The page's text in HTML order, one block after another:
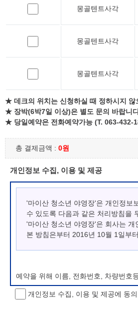
몽골텐트사각
몽골텐트사각
몽골텐트사각
★ 데크의 위치는 신청하실 때 정하시지 않
★ 장박(6박7일 이상)은 별도 문의 바랍니
★ 당일예약은 전화예약가능 (T. 063-432-
총 결제금액 : 0원
개인정보 수집, 이용 및 제공
'마이산 청소년 야영장'은 개인정보
수 있도록 다음과 같은 처리방침을
'마이산 청소년 야영장'은 회사는
본 방침은부터 2016년 10월 1일부
예약을 위해 이름, 전화번호, 차량번호
개인정보 처리방침 변경
개인정보 수집, 이용 및 제공에 동의